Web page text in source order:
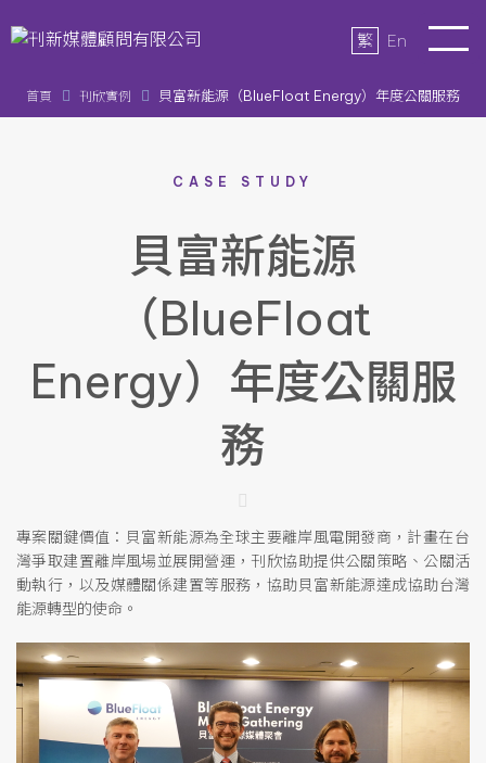
繁 En
首頁 刊欣實例 貝富新能源（BlueFloat Energy）年度公關服務
CASE STUDY
貝富新能源
（BlueFloat
Energy）年度公關服
務
專案關鍵價值：貝富新能源為全球主要離岸風電開發商，計畫在台
灣爭取建置離岸風場並展開營運，刊欣協助提供公關策略、公關活
動執行，以及媒體關係建置等服務，協助貝富新能源達成協助台灣
能源轉型的使命。